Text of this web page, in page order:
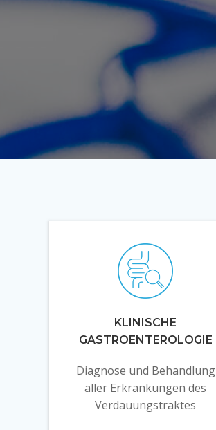
KLINISCHE
GASTROENTEROLOGIE
Diagnose und Behandlung
aller Erkrankungen des
Verdauungstraktes